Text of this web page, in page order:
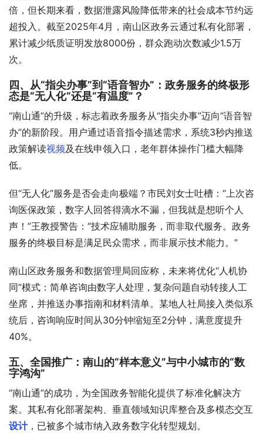
倍，但长期来看，数据泄露风险降低带来的社会成本节约远
超投入。截至2025年4月，南山区政务云通过私有化部署，
累计减少纸质证明发放8000份，群众跑动次数减少1.5万
次。
四、从“指尖办事”到“语音智办”：政务服务的终极形
态是“无人化”还是“有温度”？
“南山通”的升级，标志着政务服务从“指尖办事”迈向“语音智
办”的新阶段。用户通过语音指令描述需求，系统3秒内推送
政策解读视频及在线申领入口，老年群体操作门槛大幅降
低。
但“无人化”服务是否会走向极端？市民刘女士吐槽：“上次咨
询医保政策，数字人回答得滴水不漏，但我就是想听个人
声！”王教授警告：“技术应辅助服务，而非取代服务。政务
服务的终极目标是满足民众需求，而非展示技术能力。”
南山区政务服务和数据管理局回应称，未来将优化“人机协
同”模式：简单咨询由数字人处理，复杂问题自动转接人工
坐席，并推送办事指南和材料清单。某地人社局接入类似系
统后，咨询响应时间从30分钟缩短至2分钟，满意度提升
40%。
五、全国推广：南山的“样本意义”与中小城市的“数
字鸿沟”
“南山通”的成功，为全国政务智能化提供了标准化解决方
案。其私有化部署架构、垂直领域知识库整合及多模态交互
设计，已被多个城市纳入政务数字化转型规划。